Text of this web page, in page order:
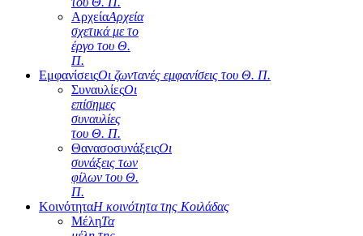
ΑρχείαΑρχεία
σχετικά με το
έργο του Θ.
Π.
ΕμφανίσειςΟι ζωντανές εμφανίσεις του Θ. Π.
ΣυναυλίεςΟι
επίσημες
συναυλίες
του Θ. Π.
ΘανασοσυνάξειςΟι
συνάξεις των
φίλων του Θ.
Π.
ΚοινότηταΗ κοινότητα της Κοιλάδας
ΜέληΤα